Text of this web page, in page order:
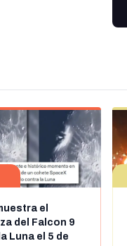
el
del Falcon 9
Luna el 5 de